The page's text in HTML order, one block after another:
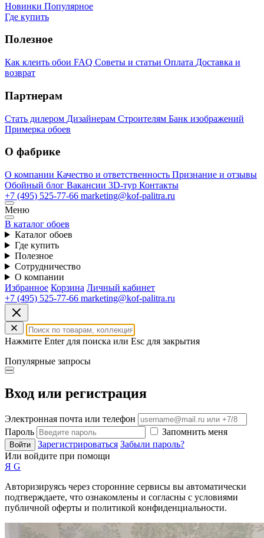
Новинки Популярное
Где купить
Полезное
Как клеить обои FAQ Советы и статьи Оплата Доставка и
возврат
Партнерам
Стать дилером Дизайнерам Строителям Банк изображений
Примерка обоев
О фабрике
О компании Качество и ответственность Признание и отзывы
Обойный блог Вакансии 3D-тур Контакты
+7 (495) 525-77-66 marketing@kof-palitra.ru
Меню
В каталог обоев
Каталог обоев
Где купить
Полезное
Сотрудничество
О компании
Избранное Корзина Личный кабинет
+7 (495) 525-77-66 marketing@kof-palitra.ru
Нажмите Enter для поиска или Esc для закрытия
Популярные запросы
Вход или регистрация
Электронная почта или телефон
Пароль
Запомнить меня
Войти Зарегистрироваться Забыли пароль?
Или войдите при помощи
Я G
Авторизируясь через сторонние сервисы вы автоматически
подтверждаете, что ознакомлены и согласны с условиями
публичной оферты и политикой конфиденциальности.